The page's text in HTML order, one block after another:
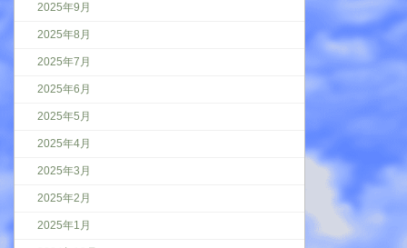
2025年9月
2025年8月
2025年7月
2025年6月
2025年5月
2025年4月
2025年3月
2025年2月
2025年1月